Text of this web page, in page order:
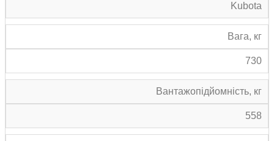
Kubota
Вага, кг
730
Вантажопідйомність, кг
558